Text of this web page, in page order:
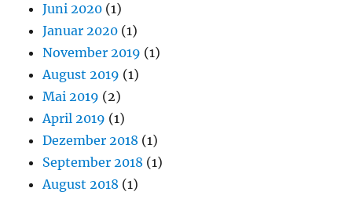
Juni 2020 (1)
Januar 2020 (1)
November 2019 (1)
August 2019 (1)
Mai 2019 (2)
April 2019 (1)
Dezember 2018 (1)
September 2018 (1)
August 2018 (1)